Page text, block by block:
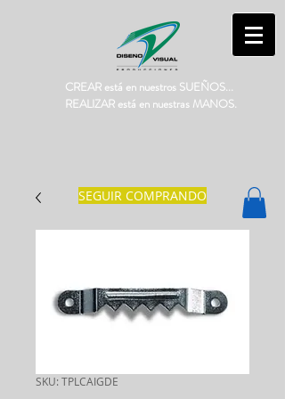
CREAR está en nuestros SUEÑOS...
REALIZAR está en nuestras MANOS.
SKU: TPLCAIGDE
SEGUIR COMPRANDO